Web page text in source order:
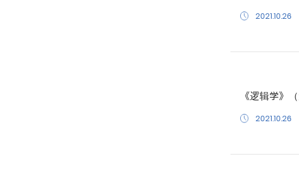
2021.10.26
《逻辑学》
2021.10.26